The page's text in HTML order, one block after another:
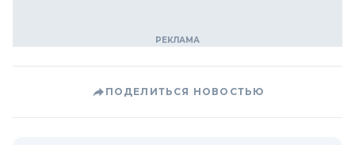
ПОДЕЛИТЬСЯ НОВОСТЬЮ